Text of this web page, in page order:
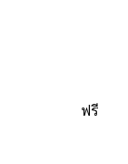
ฟรี